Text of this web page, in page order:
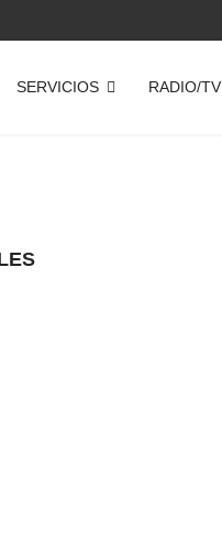
SERVICIOS RADIO/TV